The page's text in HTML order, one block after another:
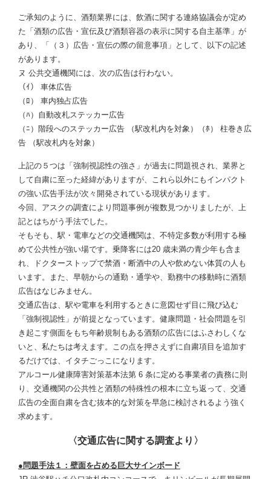
ご承知のように、酒類業界には、飲酒に関する連絡協議会が定め
た「酒類の広告・宣伝及び酒類容器の表示に関する自主基準」が
あり、「（３）広告・宣伝の際の留意事項」として、以下の記述
があります。
ヌ 公共交通機関には、次の広告は行わない。
（ｲ） 車体広告
（ﾛ） 車内独占広告
（ﾊ）自動改札ステッカー広告
（ﾆ）階段へのステッカー広告 （駅改札内を対象）（ﾎ） 柱巻き広
告 （駅改札内を対象）
上記の５つは「強制視認性の強さ」が過去に問題視され、業界と
して自粛に至った経緯がありますが、これら以外にもインパクト
の強い広告手法が次々開発されている現状があります。
今回、アスクの調査により問題事例が複数見つかりましたが、上
記とはちがう手法でした。
そもそも、駅・電車などの交通機関は、不特定多数が利用する極
めて公共性が強い場です。乗降客には20 歳未満の青少年も含ま
れ、ドクターストップで禁酒・断酒中の人や飲めない体質の人も
います。また、早朝からの通勤・通学や、勤務中の移動時に酒類
広告はなじみません。
交通広告は、駅や電車を利用するときに意図せず目に飛び込む
「強制視認性」が前提となっています。健康問題・社会問題を引
き起こす側面をもち年齢規制もある酒類の広告にはふさわしくな
いと、私たちは考えます。この点を押さえずに自粛項目を追加す
るだけでは、イタチごっこになります。
アルコール健康障害対策基本法第 6 条に定める事業者の責務に則
り、交通機関の公共性と酒類の特殊性の根本に立ち返って、交通
広告の全面自粛を含む抜本的な対策を早急に検討されるよう強く
求めます。
〈交通広告に関する調査より〉
●問題手法１：壁面を占める巨大サインボード